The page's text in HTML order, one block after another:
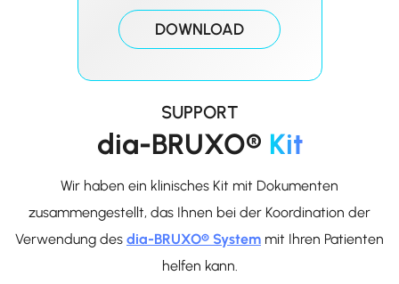
DOWNLOAD
SUPPORT
dia-BRUXO® Kit
Wir haben ein klinisches Kit mit Dokumenten
zusammengestellt, das Ihnen bei der Koordination der
Verwendung des dia-BRUXO® System mit Ihren Patienten
helfen kann.